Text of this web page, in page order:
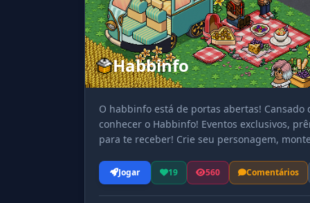
Habbinfo
O habbinfo está de portas abertas!
conhecer o Habbinfo! Eventos exclusivos,
para te receber! Crie seu personagem,
Jogar 19 560 Comentários